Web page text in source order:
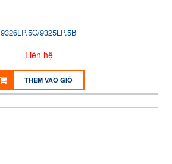
9326LP.5C/9325LP.5B
Liên hệ
THÊM VÀO GIỎ